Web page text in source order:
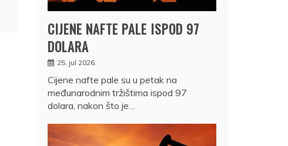
CIJENE NAFTE PALE ISPOD 97
DOLARA
25. jul 2026.
Cijene nafte pale su u petak na
međunarodnim tržištima ispod 97
dolara, nakon što je…